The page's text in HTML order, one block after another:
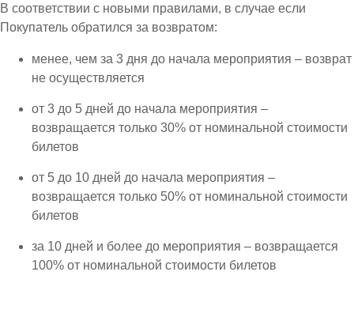
В соответствии с новыми правилами, в случае если
Покупатель обратился за возвратом:
менее, чем за 3 дня до начала мероприятия – возврат
не осуществляется
от 3 до 5 дней до начала мероприятия –
возвращается только 30% от номинальной стоимости
билетов
от 5 до 10 дней до начала мероприятия –
возвращается только 50% от номинальной стоимости
билетов
за 10 дней и более до мероприятия – возвращается
100% от номинальной стоимости билетов